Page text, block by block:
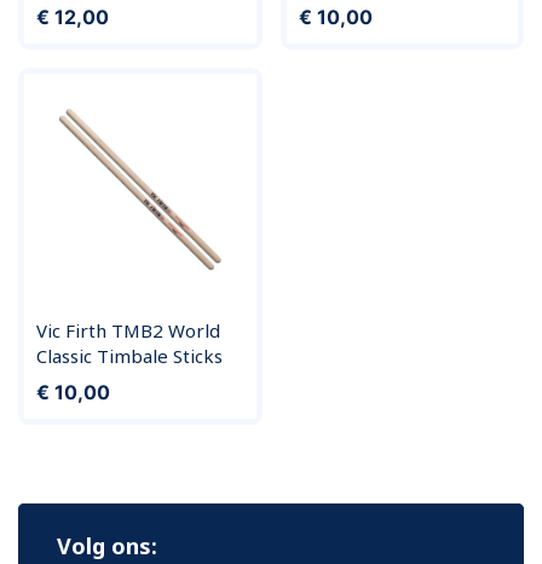
Prijs
€ 12,00
Prijs
€ 10,00
Vic Firth TMB2 World
Classic Timbale Sticks
Prijs
€ 10,00
Volg ons: